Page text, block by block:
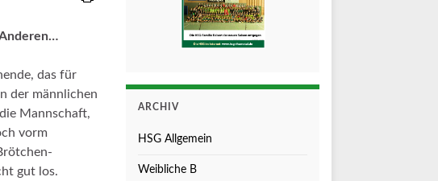
das für
der männlichen
Mannschaft,
vorm
gut los.
ARCHIV
HSG Allgemein
Weibliche B